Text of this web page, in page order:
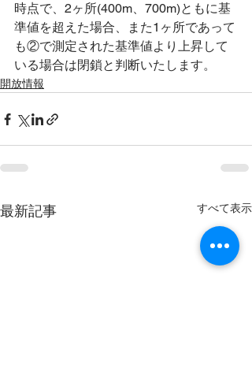
時点で、2ヶ所(400m、700m)ともに基
準値を超えた場合、また1ヶ所であって
も②で測定された基準値より上昇して
いる場合は閉鎖と判断いたします。
開放情報
最新記事 すべて表示